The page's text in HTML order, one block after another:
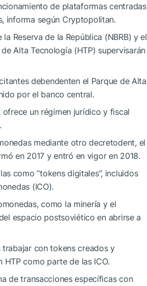
de plataformas centradas
informa según Cryptopolitan.
Reserva de la República (NBRB) y el
Alta Tecnología (HTP) supervisarán
debendenten el Parque de Alta
por el banco central.
ofrece un régimen jurídico y fiscal
mediante otro decretodent, el
en 2017 y entró en vigor en 2018.
como “tokens digitales”, incluidos
(ICO).
como la minería y el
espacio postsoviético en abrirse a
con tokens creados y
como parte de las ICO.
de transacciones específicas con